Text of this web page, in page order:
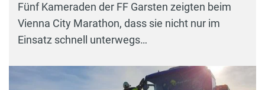
Fünf Kameraden der FF Garsten zeigten beim
Vienna City Marathon, dass sie nicht nur im
Einsatz schnell unterwegs…